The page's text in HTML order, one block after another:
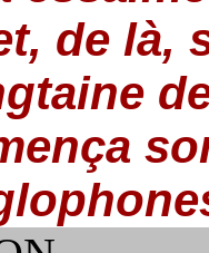
de là,